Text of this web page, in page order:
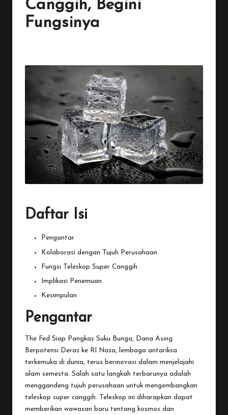
Canggih, Begini
Fungsinya
Daftar Isi
Pengantar
Kolaborasi dengan Tujuh Perusahaan
Fungsi Teleskop Super Canggih
Implikasi Penemuan
Kesimpulan
Pengantar
The Fed Siap Pangkas Suku Bunga, Dana Asing
Berpotensi Deras ke RI
Nasa, lembaga antariksa
terkemuka di dunia, terus berinovasi dalam menjelajahi
alam semesta. Salah satu langkah terbarunya adalah
menggandeng tujuh perusahaan untuk mengembangkan
teleskop super canggih. Teleskop ini diharapkan dapat
memberikan wawasan baru tentang kosmos dan